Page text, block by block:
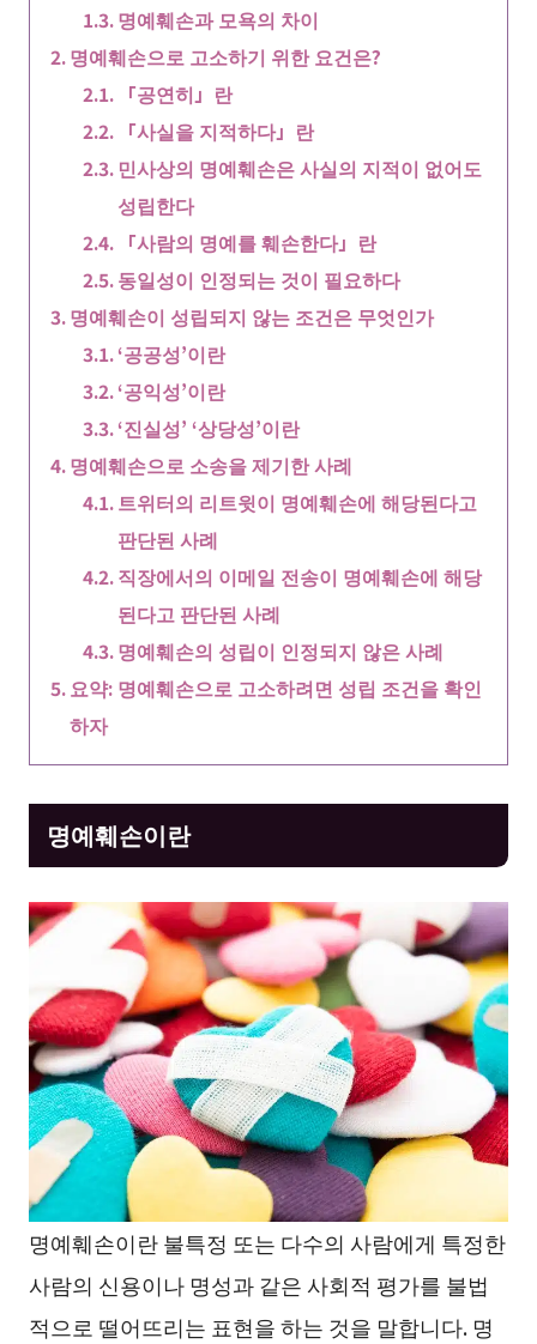
명예훼손과 모욕의 차이
명예훼손으로 고소하기 위한 요건은?
「공연히」란
「사실을 지적하다」란
민사상의 명예훼손은 사실의 지적이 없어도
성립한다
「사람의 명예를 훼손한다」란
동일성이 인정되는 것이 필요하다
명예훼손이 성립되지 않는 조건은 무엇인가
‘공공성’이란
‘공익성’이란
‘진실성’ ‘상당성’이란
명예훼손으로 소송을 제기한 사례
트위터의 리트윗이 명예훼손에 해당된다고
판단된 사례
직장에서의 이메일 전송이 명예훼손에 해당
된다고 판단된 사례
명예훼손의 성립이 인정되지 않은 사례
요약: 명예훼손으로 고소하려면 성립 조건을 확인
하자
명예훼손이란
명예훼손이란 불특정 또는 다수의 사람에게 특정한
사람의 신용이나 명성과 같은 사회적 평가를 불법
적으로 떨어뜨리는 표현을 하는 것을 말합니다. 명